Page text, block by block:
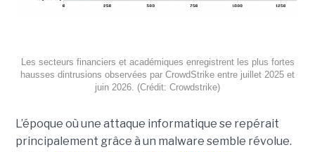
Les secteurs financiers et académiques enregistrent les plus fortes
hausses dintrusions observées par CrowdStrike entre juillet 2025 et
juin 2026. (Crédit: Crowdstrike)
L’époque où une attaque informatique se repérait
principalement grâce à un malware semble révolue.